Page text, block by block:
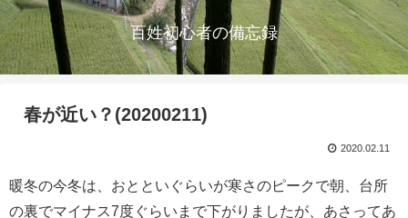
百姓初心者の備忘録
春が近い？(20200211)
2020.02.11
暖冬の今冬は、おとといぐらいが寒さのピークで朝、台所
の裏でマイナス7度ぐらいまで下がりましたが、あさってあ